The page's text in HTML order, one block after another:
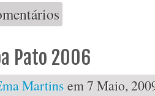
Quinta dos Cozinheiros Maria Gomes 2009
Pato 2006
Martins em 7 Maio,